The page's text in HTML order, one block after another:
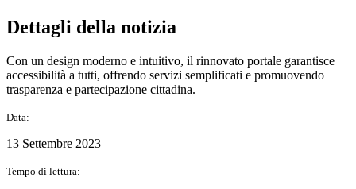
Dettagli della notizia
Con un design moderno e intuitivo, il rinnovato portale garantisce
accessibilità a tutti, offrendo servizi semplificati e promuovendo
trasparenza e partecipazione cittadina.
Data:
13 Settembre 2023
Tempo di lettura: